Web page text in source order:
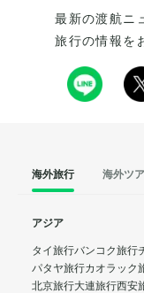
最新の渡航ニ
旅行の情報を
海外旅行 海外ツ
アジア
タイ旅行バンコク旅行
パタヤ旅行カオラック
北京旅行大連旅行西安